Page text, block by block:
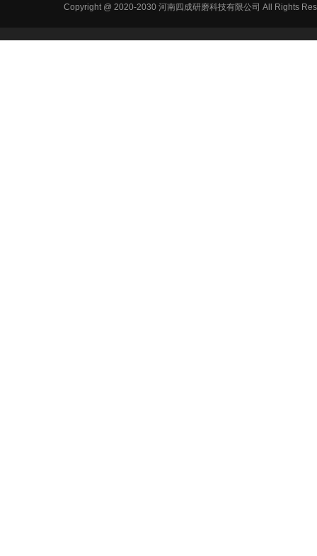
Copyright @ 2020-2030 河南四成研磨科技有限公司 All Rights